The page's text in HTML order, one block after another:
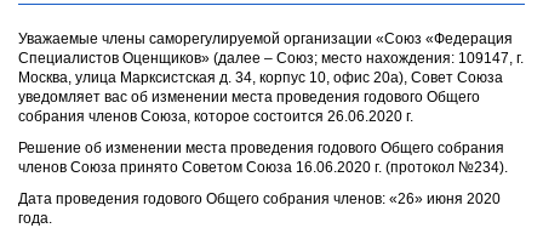
Уважаемые члены саморегулируемой организации «Союз «Федерация
Специалистов Оценщиков» (далее – Союз; место нахождения: 109147, г.
Москва, улица Марксистская д. 34, корпус 10, офис 20а), Совет Союза
уведомляет вас об изменении места проведения годового Общего
собрания членов Союза, которое состоится 26.06.2020 г.
Решение об изменении места проведения годового Общего собрания
членов Союза принято Советом Союза 16.06.2020 г. (протокол №234).
Дата проведения годового Общего собрания членов: «26» июня 2020
года.